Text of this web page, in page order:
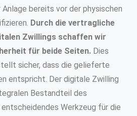
bereits vor der physischen
Durch die vertragliche
Zwillings schaffen wir
für beide Seiten. Dies
sicher, dass die gelieferte
entspricht. Der digitale Zwilling
Bestandteil des
Werkzeug für die